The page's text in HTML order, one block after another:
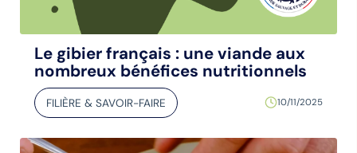
Le gibier français : une viande aux
nombreux bénéfices nutritionnels
FILIÈRE & SAVOIR-FAIRE 10/11/2025